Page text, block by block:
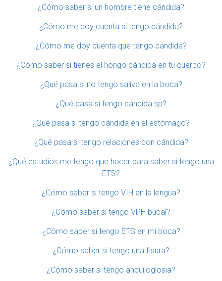
¿Cómo saber si un hombre tiene cándida?
¿Cómo me doy cuenta si tengo cándida?
¿Cómo me doy cuenta que tengo cándida?
¿Cómo saber si tienes el hongo cándida en tu cuerpo?
¿Qué pasa si no tengo saliva en la boca?
¿Qué pasa si tengo cándida sp?
¿Qué pasa si tengo cándida en el estómago?
¿Qué pasa si tengo relaciones con cándida?
¿Qué estudios me tengo que hacer para saber si tengo una
ETS?
¿Cómo saber si tengo VIH en la lengua?
¿Cómo saber si tengo VPH bucal?
¿Cómo saber si tengo ETS en mi boca?
¿Cómo saber si tengo una fisura?
¿Cómo saber si tengo anquiloglosia?